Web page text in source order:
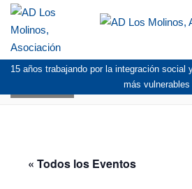
15 años trabajando por la integración social
más vulnerables
« Todos los Eventos